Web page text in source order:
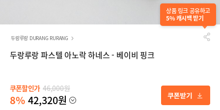
상품 링크 공유하고
5% 캐시백 받기
두랑루랑 DURANG RURANG
두랑루랑 파스텔 아노락 하네스 - 베이비 핑크
쿠폰할인가 46,000원
8% 42,320원